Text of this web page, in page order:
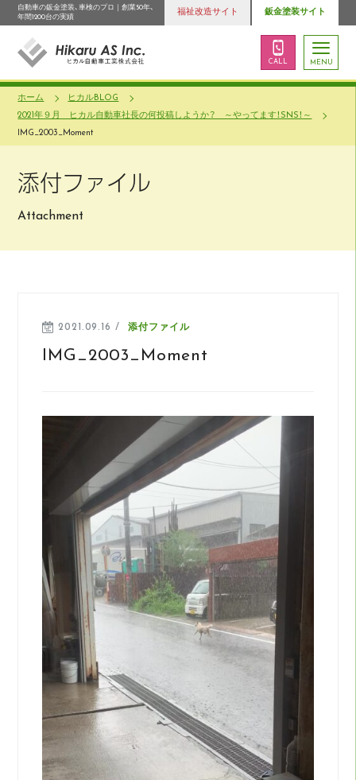
自動車の鈑金塗装、車検のプロ｜創業50年、
年間1200台の実績
福祉改造サイト 鈑金塗装サイト
CALL MENU
ホーム
ヒカルBLOG
2021年９月 ヒカル自動車社長の何投稿しようか？ ～やってます！SNS！～
IMG_2003_Moment
添付ファイル
Attachment
2021.09.16 / 添付ファイル
IMG_2003_Moment